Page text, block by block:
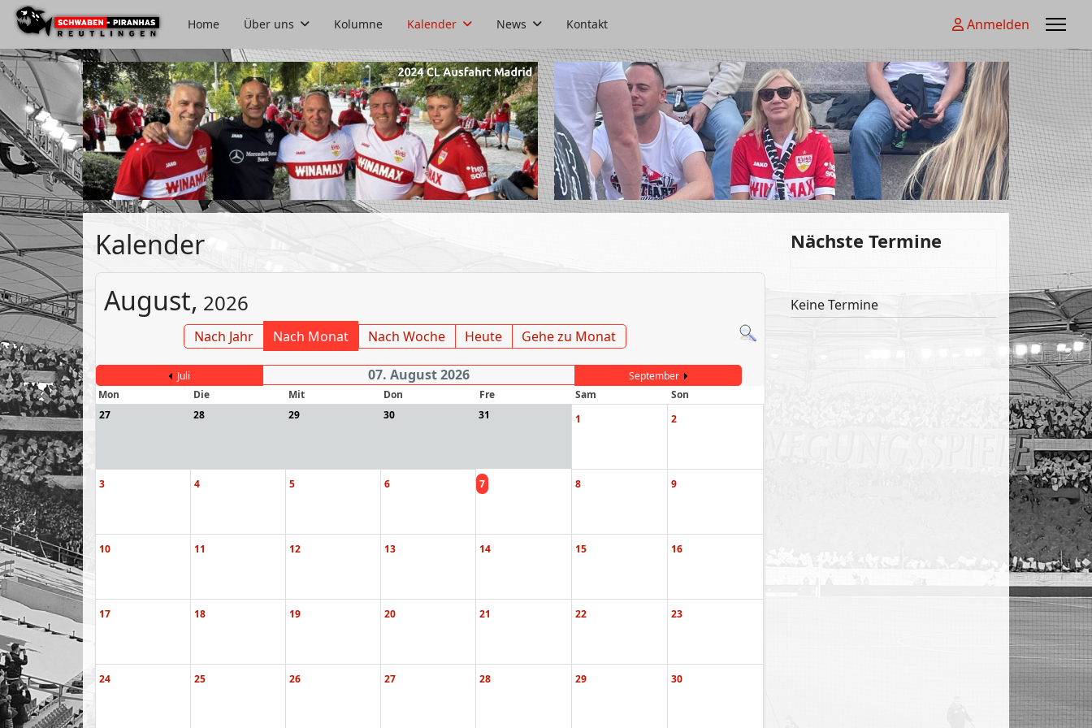
Home Über uns Kolumne Kalender News Kontakt Anmelden
Kalender
August, 2026
Nach Jahr Nach Monat Nach Woche Heute Gehe zu Monat
Juli 07. August 2026
September
Mon
Die Mit Don Fre Sam
Son
27
28 29 30 31 1 2
3 4 5 6 7 8 9
10 11 12 13 14 15 16
17 18 19 20 21 22 23
24 25 26 27 28 29 30
Nächste Termine
Keine Termine